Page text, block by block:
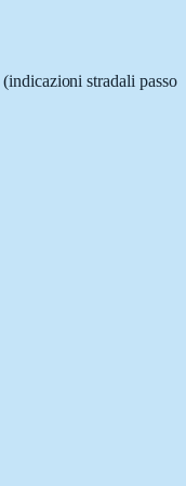
(indicazioni stradali passo